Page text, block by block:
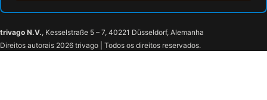
trivago N.V., Kesselstraße 5 – 7, 40221 Düsseldorf, Alemanha
Direitos autorais 2026 trivago | Todos os direitos reservados.